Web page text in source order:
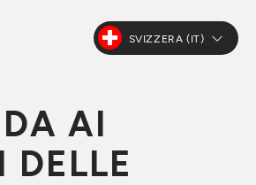
SVIZZERA (IT)
AI
DELLE